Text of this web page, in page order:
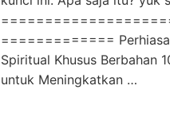
=============
Spiritual Khusus Berbahan
untuk Meningkatkan …